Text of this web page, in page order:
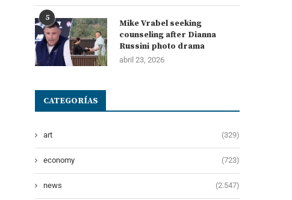
5
Mike Vrabel seeking
counseling after Dianna
Russini photo drama
abril 23, 2026
CATEGORÍAS
art (329)
economy (723)
news (2.547)